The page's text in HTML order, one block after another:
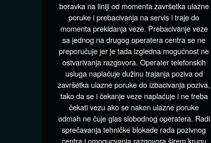
boravka na liniji od momenta završetka ulazne
poruke i prebacivanja na servis i traje do
momenta prekidanja veze. Prebacivanje veze
sa jednog na drugog operatera centra se ne
preporučuje jer je tada izgledna mogućnost ne
ostvarivanja razgovora. Operater telefonskih
usluga naplaćuje dužinu trajanja poziva od
završetka ulazne poruke do izbacivanja poziva,
tako da se i čekanje veze naplaćuje i ne treba
čekati vezu ako se nakon ulazne poruke
odmah ne čuje glas slobodnog operatera. Radi
sprečavanja tehničke blokade rada pozivnog
centra i omogucvanja razgovora širem krugu